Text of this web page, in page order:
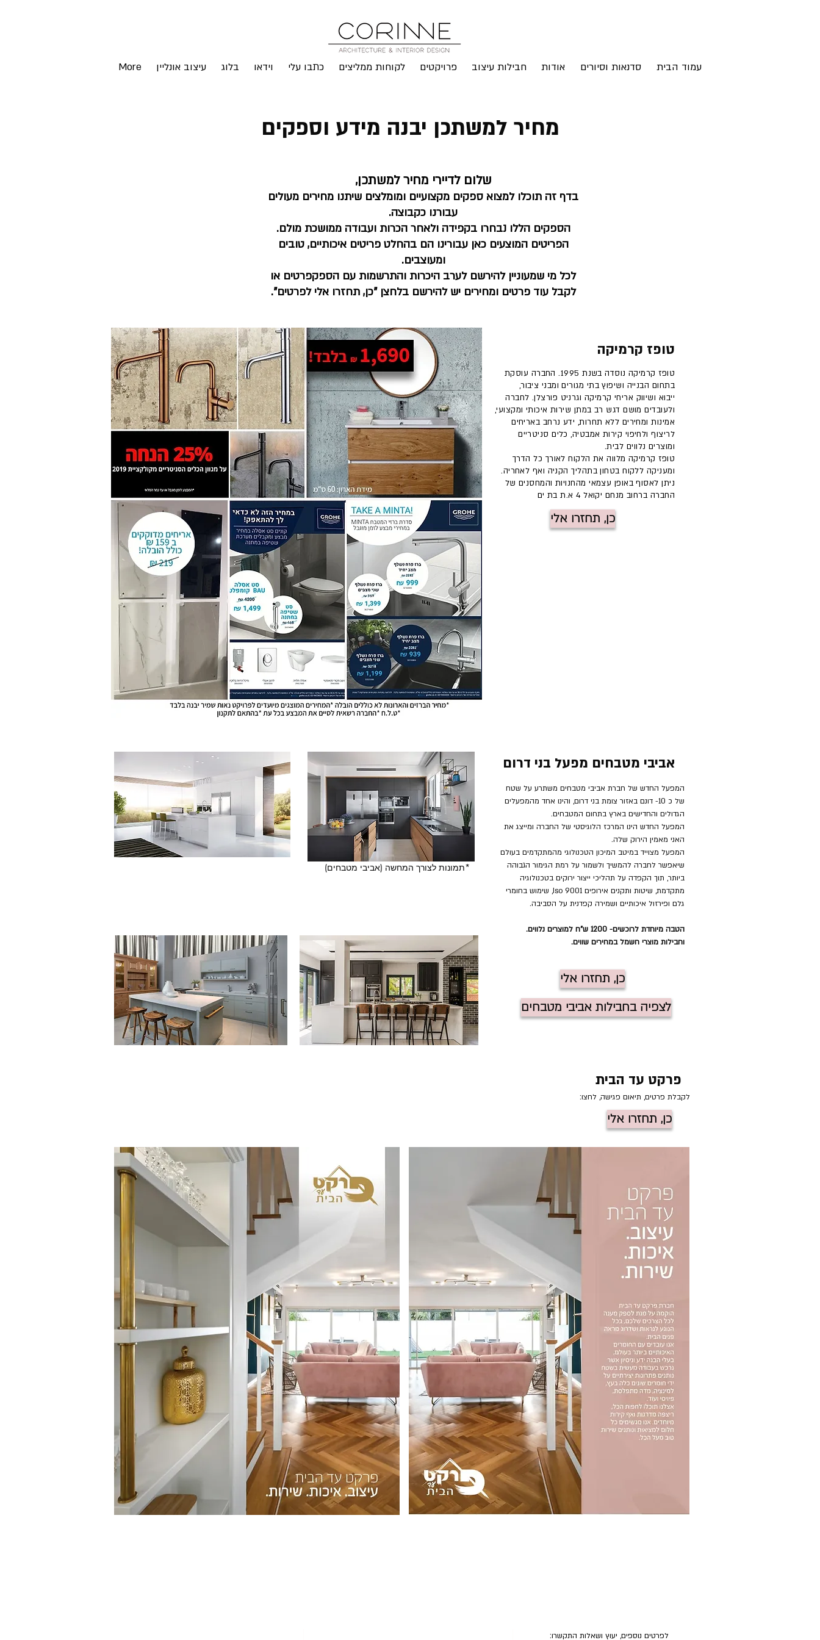
עמוד הבית סדנאות וסיורים אודות חבילות עיצוב פרויקטים לקוחות ממליצים כתבו עלי וידאו בלוג עיצוב אונליין More
מחיר למשתכן יבנה מידע וספקים
שלום לדיירי מחיר למשתכן,
בדף זה תוכלו למצוא ספקים מקצועיים ומומלצים שיתנו מחירים מעולים
עבורנו כקבוצה.
הספקים הללו נבחרו בקפידה ולאחר הכרות ועבודה ממושכת מולם.
הפריטים המוצעים כאן עבורינו הם בהחלט פריטים איכותיים, טובים
ומעוצבים.
לכל מי שמעוניין להירשם לערב היכרות והתרשמות עם הספקפרטים או
לקבל עוד פרטים ומחירים יש להירשם בלחצן "כן, תחזרו אלי לפרטים".
טופז קרמיקה
טופז קרמיקה נוסדה בשנת 1995. החברה עוסקת
בתחום הבנייה ושיפוץ בתי מגורים ומבני ציבור,
ייבוא ושיווק אריחי קרמיקה וגרניט פורצלן. לחברה
ולעובדים מושם דגש רב במתן שירות איכותי ומקצועי,
אמינות ומחירים ללא תחרות, ידע נרחב באריחים
לריצוף ולחיפוי קירות אמבטיה, כלים סניטריים
ומוצרים נלווים לבית.
טופז קרמיקה מלווה את הלקוח לאורך כל הדרך
ומעניקה ללקוח בטחון בתהליך הקניה ואף לאחריה.
ניתן לאסוף באופן עצמאי מהחנויות והמחסנים של
החברה ברחוב מנחם יקואל 4 א.ת בת ים
כן, תחזרו אלי
*תמונות לצורך המחשה (אביבי מטבחים)
אביבי מטבחים מפעל בני דרום
המפעל החדש של חברת אביבי מטבחים משתרע על שטח
של כ 10- דונם באזור צומת בני דרום, והינו אחד מהמפעלים
הגדולים והחדישים בארץ בתחום המטבחים.
המפעל החדש הינו המרכז הלוגיסטי של החברה ומייצג את
האני מאמין הירוק שלה.
המפעל מצוייד במיטב המיכון הטכנולוגי מהמתקדמים בעולם
שיאפשר לחברה להמשיך ולשמור על רמת הגימור הגבוהה
ביותר, תוך הקפדה על תהליכי ייצור ירוקים בטכנולוגיה
מתקדמת, שיטות ותקנים אירופים Iso 9001, שימוש בחומרי
גלם ופירזול איכותיים ושמירה קפדנית על הסביבה.
הטבה מיוחדת לרוכשים- 1200 ש"ח למוצרים נלווים.
וחבילות מוצרי חשמל במחירים שווים.
כן, תחזרו אלי
לצפיה בחבילות אביבי מטבחים
פרקט עד הבית
כן, תחזרו אלי
לקבלת פרטים, תיאום פגישה, לחצו:
לפרטים נוספים, יעוץ ושאלות התקשרו: